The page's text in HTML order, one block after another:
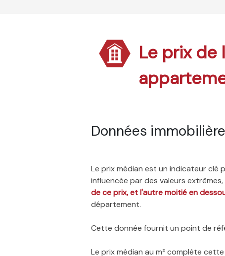
Le prix de
Données
Le prix médian est un indicateur clé
influencée par des valeurs
de ce prix, et l'autre moitié en
département.
Cette donnée fournit un point de
Le prix médian au m² complète